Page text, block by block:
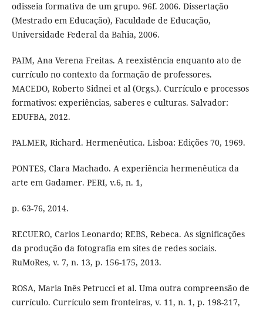
odisseia formativa de um grupo. 96f. 2006. Dissertação
(Mestrado em Educação), Faculdade de Educação,
Universidade Federal da Bahia, 2006.
PAIM, Ana Verena Freitas. A reexistência enquanto ato de
currículo no contexto da formação de professores.
MACEDO, Roberto Sidnei et al (Orgs.). Currículo e processos
formativos: experiências, saberes e culturas. Salvador:
EDUFBA, 2012.
PALMER, Richard. Hermenêutica. Lisboa: Edições 70, 1969.
PONTES, Clara Machado. A experiência hermenêutica da
arte em Gadamer. PERI, v.6, n. 1,
p. 63-76, 2014.
RECUERO, Carlos Leonardo; REBS, Rebeca. As significações
da produção da fotografia em sites de redes sociais.
RuMoRes, v. 7, n. 13, p. 156-175, 2013.
ROSA, Maria Inês Petrucci et al. Uma outra compreensão de
currículo. Currículo sem fronteiras, v. 11, n. 1, p. 198-217,